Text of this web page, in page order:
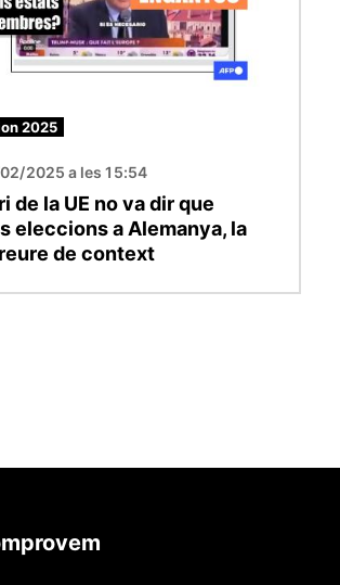
2025
2025 a les 15:54
de la UE no va dir que
eleccions a Alemanya, la
de context